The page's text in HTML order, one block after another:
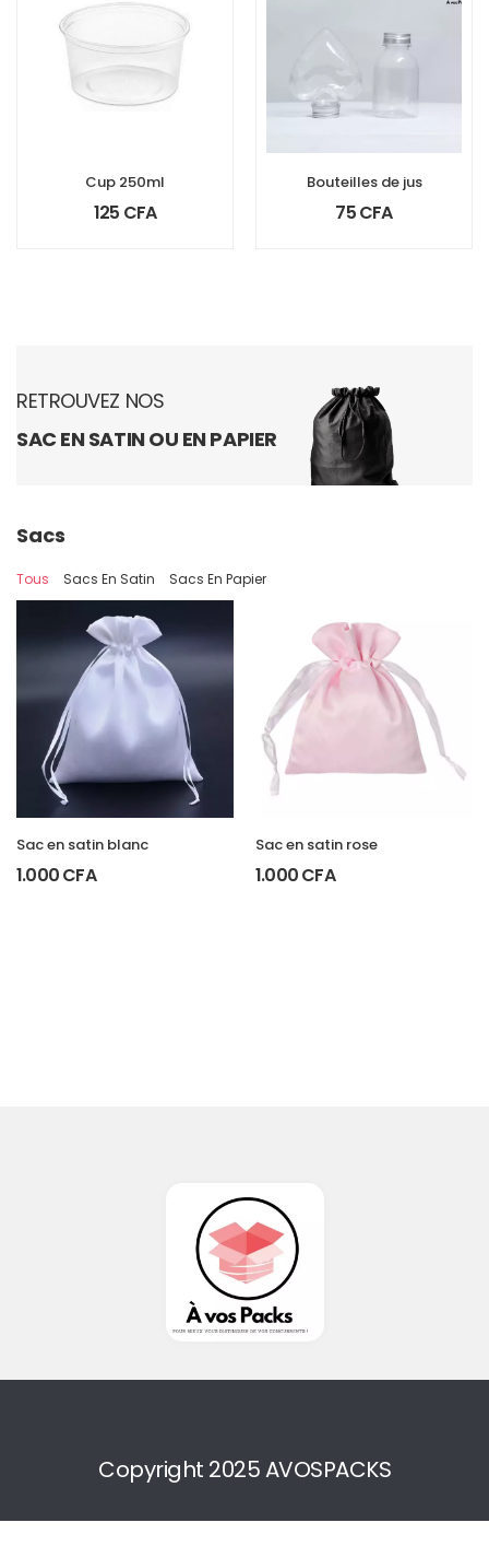
Cup 250ml
125 CFA
Bouteilles de jus
75CFA
RETROUVEZ NOS
SAC EN SATIN OU EN PAPIER
Sacs
Tous Sacs En Satin Sacs En Papier
Sac en satin blanc
1.000CFA
Sac en satin rose
1.000CFA
Copyright 2025 AVOSPACKS